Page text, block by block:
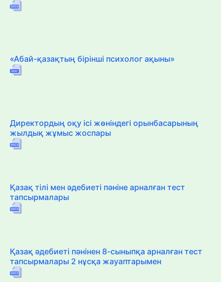
«Абай-қазақтың бірінші психолог ақыны»
Директордың оқу ісі жөніндегі орынбасарының
жылдық жұмыс жоспары
Қазақ тілі мен әдебиеті пәніне арналған тест
тапсырмалары
Қазақ әдебиеті пәнінен 8-сыныпқа арналған тест
тапсырмалары 2 нұсқа жауаптарымен